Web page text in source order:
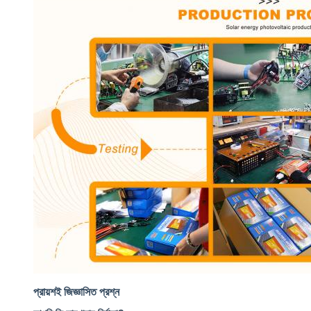
প্রায়শই জিজ্ঞাসিত প্রশ্ন